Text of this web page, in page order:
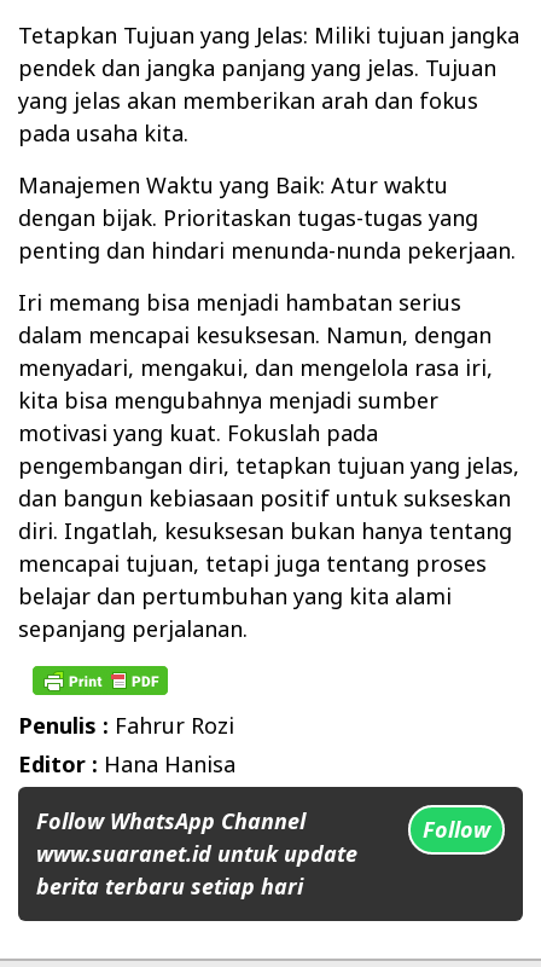
Tetapkan Tujuan yang Jelas: Miliki tujuan jangka
pendek dan jangka panjang yang jelas. Tujuan
yang jelas akan memberikan arah dan fokus
pada usaha kita.
Manajemen Waktu yang Baik: Atur waktu
dengan bijak. Prioritaskan tugas-tugas yang
penting dan hindari menunda-nunda pekerjaan.
Iri memang bisa menjadi hambatan serius
dalam mencapai kesuksesan. Namun, dengan
menyadari, mengakui, dan mengelola rasa iri,
kita bisa mengubahnya menjadi sumber
motivasi yang kuat. Fokuslah pada
pengembangan diri, tetapkan tujuan yang jelas,
dan bangun kebiasaan positif untuk sukseskan
diri. Ingatlah, kesuksesan bukan hanya tentang
mencapai tujuan, tetapi juga tentang proses
belajar dan pertumbuhan yang kita alami
sepanjang perjalanan.
Penulis : Fahrur Rozi
Editor : Hana Hanisa
Follow WhatsApp Channel
www.suaranet.id untuk update
berita terbaru setiap hari
Follow